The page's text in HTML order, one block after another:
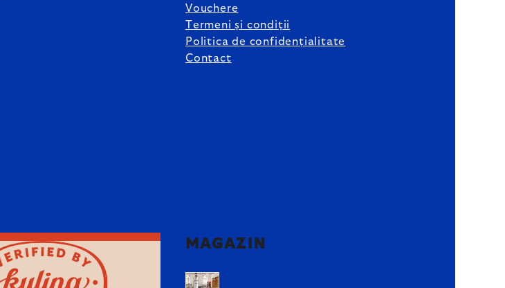
Vouchere
Termeni și condiții
Politica de confidențialitate
Contact
MAGAZIN